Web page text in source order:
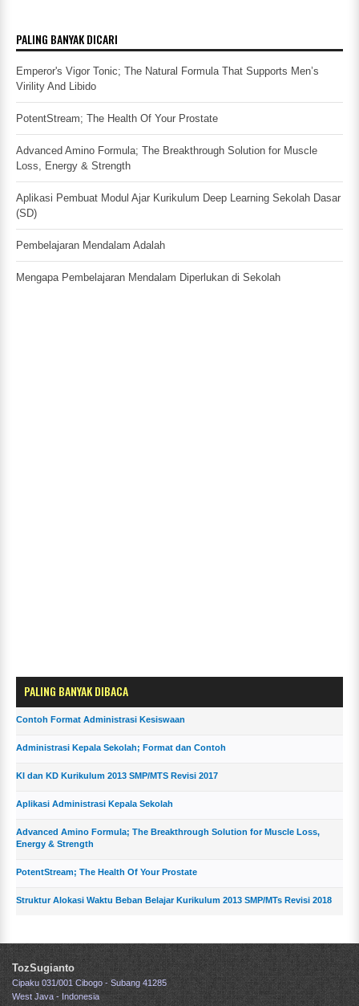
PALING BANYAK DICARI
Emperor's Vigor Tonic; The Natural Formula That Supports Men’s
Virility And Libido
PotentStream; The Health Of Your Prostate
Advanced Amino Formula; The Breakthrough Solution for Muscle
Loss, Energy & Strength
Aplikasi Pembuat Modul Ajar Kurikulum Deep Learning Sekolah Dasar
(SD)
Pembelajaran Mendalam Adalah
Mengapa Pembelajaran Mendalam Diperlukan di Sekolah
PALING BANYAK DIBACA
Contoh Format Administrasi Kesiswaan
Administrasi Kepala Sekolah; Format dan Contoh
KI dan KD Kurikulum 2013 SMP/MTS Revisi 2017
Aplikasi Administrasi Kepala Sekolah
Advanced Amino Formula; The Breakthrough Solution for Muscle Loss,
Energy & Strength
PotentStream; The Health Of Your Prostate
Struktur Alokasi Waktu Beban Belajar Kurikulum 2013 SMP/MTs Revisi 2018
TozSugianto
Cipaku 031/001 Cibogo - Subang 41285
West Java - Indonesia